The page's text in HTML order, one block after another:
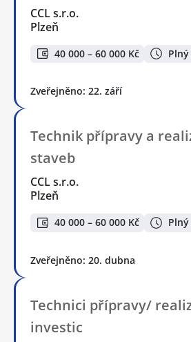
CCL s.r.o.
Plzeň
40 000 – 60 000 Kč
Zveřejněno: 22. září
Technik přípravy a
staveb
CCL s.r.o.
Plzeň
40 000 – 60 000 Kč
Zveřejněno: 20. dubna
Technici přípravy/
investic